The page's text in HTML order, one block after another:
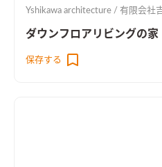
Yshikawa architecture / 有限会社
ダウンフロアリビングの家
保存する